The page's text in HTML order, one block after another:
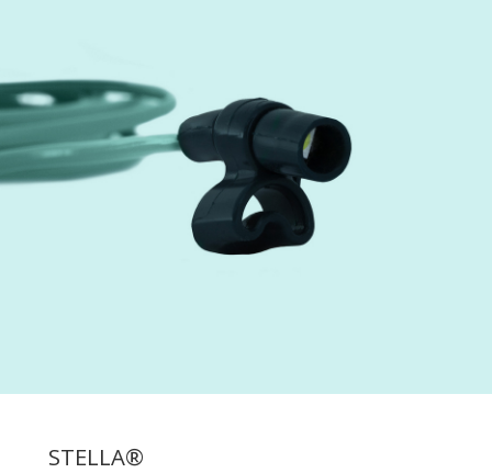
STELLA®